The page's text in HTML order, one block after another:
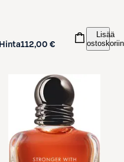
Hinta112,00 €
Lisää
ostoskoriin